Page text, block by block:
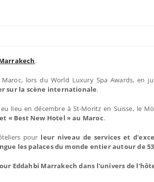
.
lors du World Luxury Spa Awards, en
sur la scène internationale.
lieu en décembre à St-Moritz en Suisse, le
« Best New Hotel » au Maroc.
pour leur niveau de services et
les palaces du monde entier autour de
Eddahbi Marrakech dans l'univers de